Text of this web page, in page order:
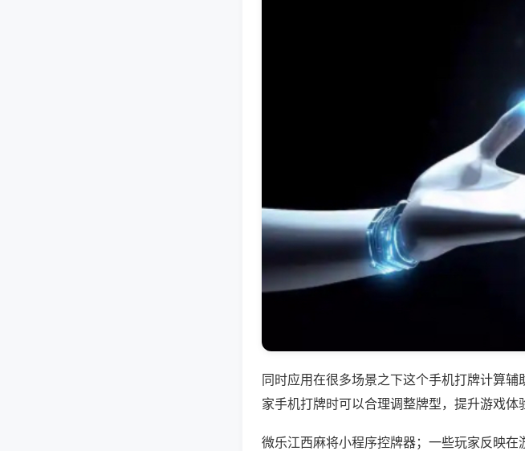
同时应用在很多场景之下这个手机打牌计算
家手机打牌时可以合理调整牌型，提升游戏体
微乐江西麻将小程序控牌器；一些玩家反映在